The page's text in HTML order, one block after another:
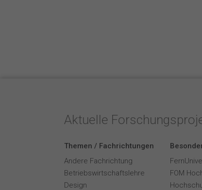
Aktuelle
Themen / Fachrichtungen
Andere Fachrichtung
Betriebswirtschaftslehre
Design
FOM